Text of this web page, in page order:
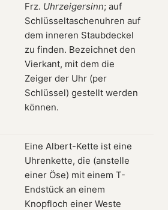
Frz. Uhrzeigersinn; auf
Schlüsseltaschenuhren auf
dem inneren Staubdeckel
zu finden. Bezeichnet den
Vierkant, mit dem die
Zeiger der Uhr (per
Schlüssel) gestellt werden
können.
Eine Albert-Kette ist eine
Uhrenkette, die (anstelle
einer Öse) mit einem T-
Endstück an einem
Knopfloch einer Weste